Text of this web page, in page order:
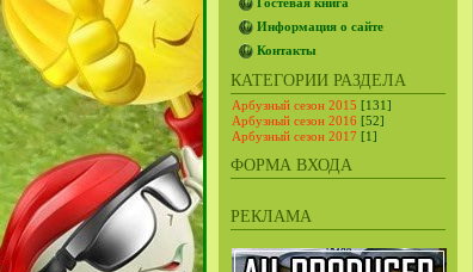
Информация о сайте
Контакты
КАТЕГОРИИ РАЗДЕЛА
Арбузный сезон 2015 [131]
Арбузный сезон 2016 [52]
Арбузный сезон 2017 [1]
ФОРМА ВХОДА
РЕКЛАМА